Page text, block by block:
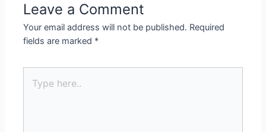
Leave a Comment
Your email address will not be published. Required
fields are marked *
Type
here..